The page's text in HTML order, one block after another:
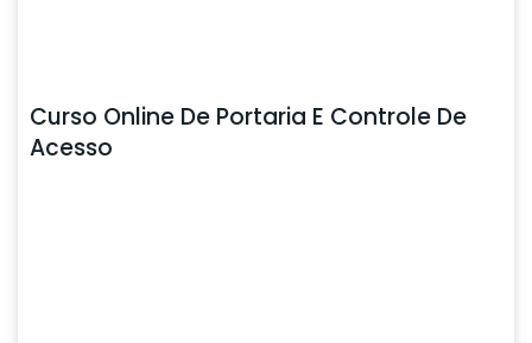
Curso Online De Portaria E Controle De
Acesso